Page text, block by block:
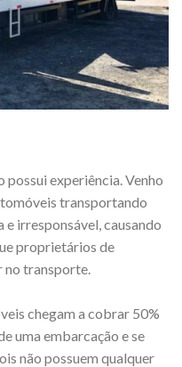
possui experiência. Venho
transportando
irresponsável, causando
proprietários de
no transporte.
chegam a cobrar 50%
uma embarcação e se
não possuem qualquer